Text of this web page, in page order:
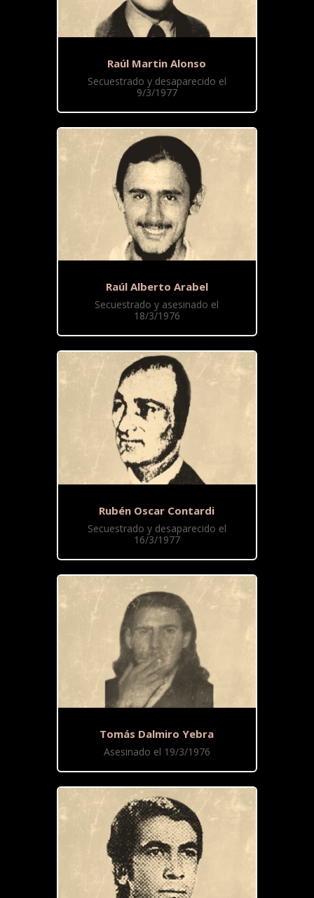
Raúl Martin Alonso
Secuestrado y desaparecido el
9/3/1977
Raúl Alberto Arabel
Secuestrado y asesinado el
18/3/1976
Rubén Oscar Contardi
Secuestrado y desaparecido el
16/3/1977
Tomás Dalmiro Yebra
Asesinado el 19/3/1976